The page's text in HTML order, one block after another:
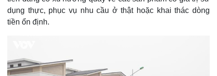
dụng thực, phục vụ nhu cầu ở thật hoặc khai thác dòng
tiền ổn định.